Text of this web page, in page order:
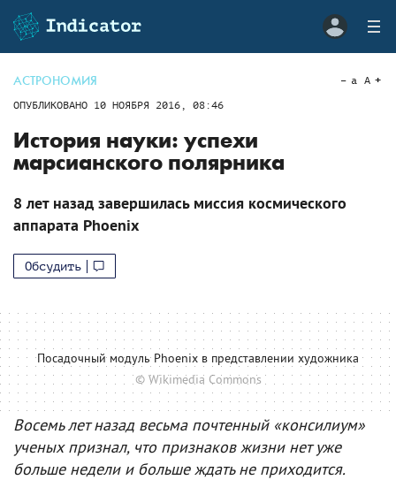
АСТРОНОМИЯ
ОПУБЛИКОВАНО 10 НОЯБРЯ 2016, 08:46
a A
История науки: успехи
марсианского полярника
8 лет назад завершилась миссия космического
аппарата Phoenix
Обсудить
Посадочный модуль Phoenix в представлении художника
© Wikimedia Commons
Восемь лет назад весьма почтенный «консилиум»
ученых признал, что признаков жизни нет уже
больше недели и больше ждать не приходится.